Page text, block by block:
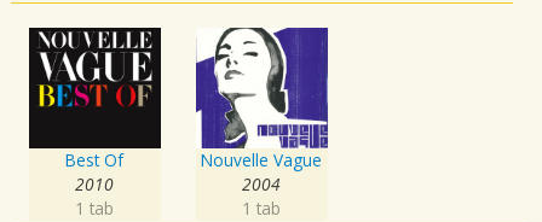
Best Of
2010
1 tab
Nouvelle Vague
2004
1 tab